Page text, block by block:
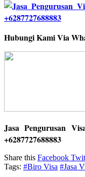
Hubungi Kami Via
Jasa Pengurusan
+6287727688883
Share this Facebook
Tags: #Biro Visa #Jasa